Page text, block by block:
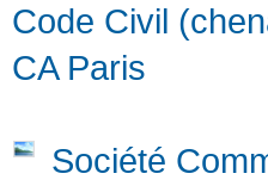
Code Civil
CA Paris
Société